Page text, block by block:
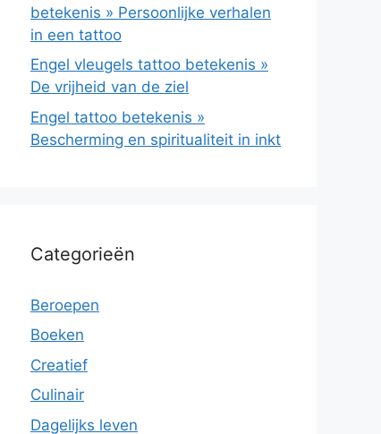
betekenis » Persoonlijke verhalen
in een tattoo
Engel vleugels tattoo betekenis »
De vrijheid van de ziel
Engel tattoo betekenis »
Bescherming en spiritualiteit in inkt
Categorieën
Beroepen
Boeken
Creatief
Culinair
Dagelijks leven